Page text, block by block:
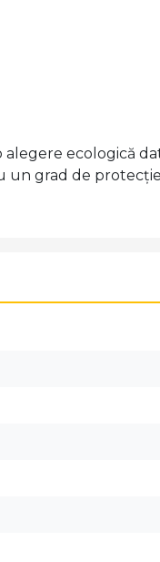
ecologică
grad de